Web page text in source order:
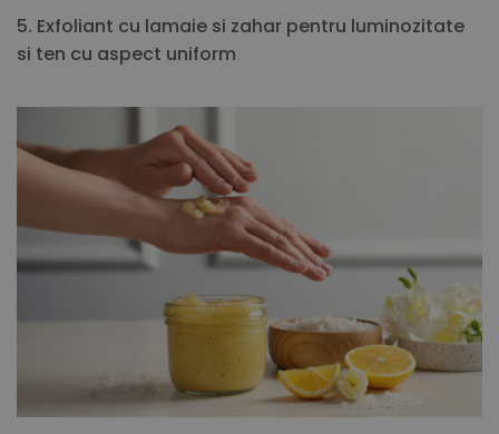
5. Exfoliant cu lamaie si zahar pentru luminozitate
si ten cu aspect uniform